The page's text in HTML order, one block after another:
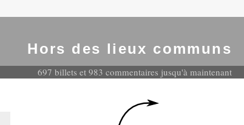
Hors des lieux communs
697 billets et 983 commentaires jusqu'à maintenant